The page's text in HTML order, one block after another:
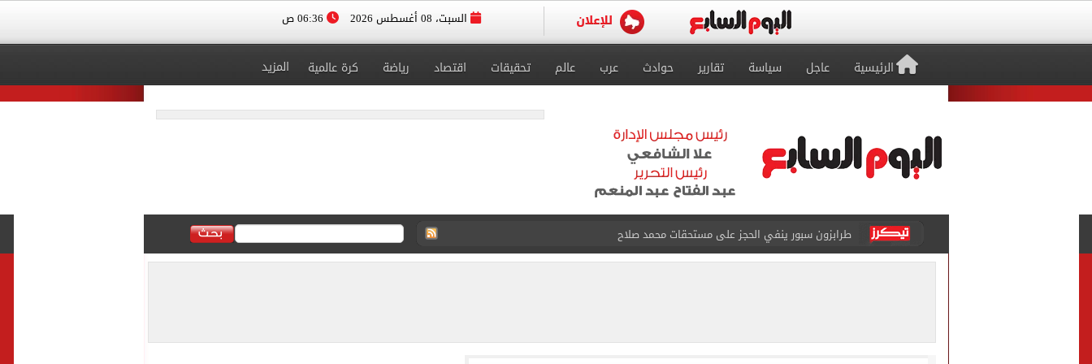
السبت، 08 أغسطس 2026
الرئيسية عاجل سياسة تقارير حوادث عرب عالم تحقيقات اقتصاد رياضة كرة عالمية المزيد
طرابزون سبور ينفي الحجز على مستحقات محمد صلاح
منتخب ناشئات كرة اليد يخسر أمام إسبانيا 27 - 26 فى نصف نهائى بطولة العالم
"تنظيم الاتصالات": تسجيل الخط باسم شخص لا يجعله مسؤولًا عن الجرائم المرتكبة به